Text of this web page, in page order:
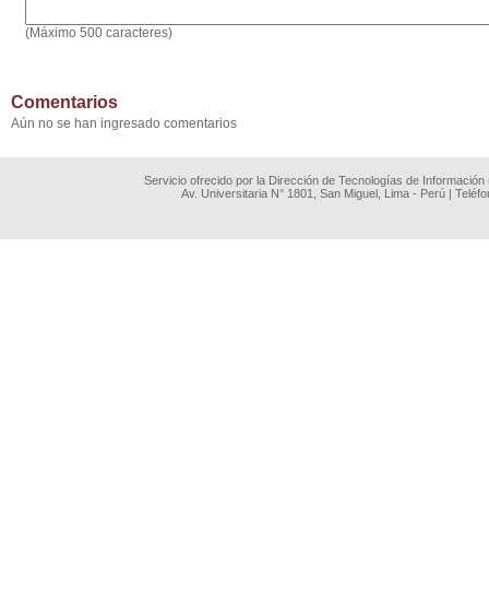
(Máximo 500 caracteres)
Comentarios
Aún no se han ingresado comentarios
Servicio ofrecido por la Dirección de Tecnologías de
Av. Universitaria N° 1801, San Miguel, Lima - Perú |